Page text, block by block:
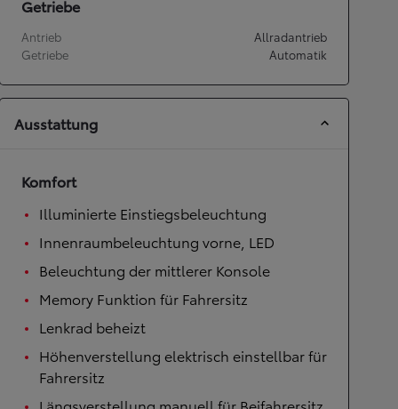
Getriebe
Antrieb
Allradantrieb
Getriebe
Automatik
Ausstattung
Komfort
Illuminierte Einstiegsbeleuchtung
Innenraumbeleuchtung vorne, LED
Beleuchtung der mittlerer Konsole
Memory Funktion für Fahrersitz
Lenkrad beheizt
Höhenverstellung elektrisch einstellbar für
Fahrersitz